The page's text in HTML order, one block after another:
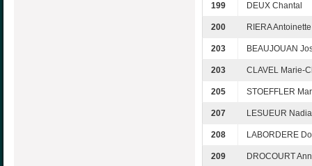
199 DEUX Chantal
200 RIERA Antoinette
203 BEAUJOUAN
203 CLAVEL Marie-
205 STOEFFLER
207 LESUEUR Nadia
208 LABORDERE
209 DROCOURT